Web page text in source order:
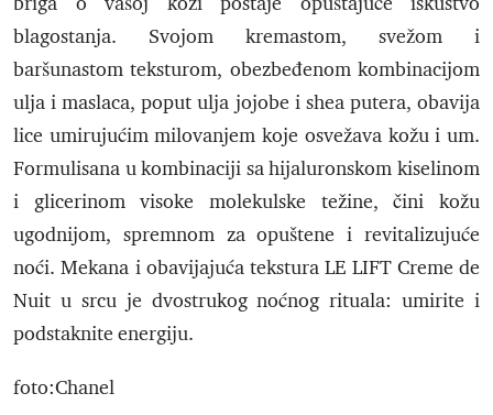
blagostanja. Svojom kremastom, svežom i
baršunastom teksturom, obezbeđenom kombinacijom
ulja i maslaca, poput ulja jojobe i shea putera, obavija
lice umirujućim milovanjem koje osvežava kožu i um.
Formulisana u kombinaciji sa hijaluronskom kiselinom
i glicerinom visoke molekulske težine, čini kožu
ugodnijom, spremnom za opuštene i revitalizujuće
noći. Mekana i obavijajuća tekstura LE LIFT Creme de
Nuit u srcu je dvostrukog noćnog rituala: umirite i
podstaknite energiju.
foto:Chanel